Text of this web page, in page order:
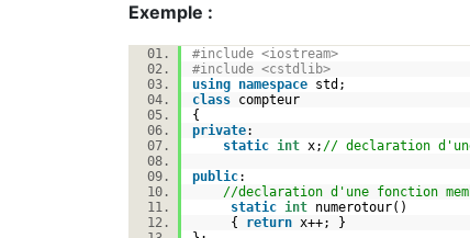
Exemple :
#include <iostream>
#include <cstdlib>
using namespace std;
class compteur
{
private:
static int x; // declaration d'une
public:
//declaration d'une fonction
static int numerotour()
{ return x++; }